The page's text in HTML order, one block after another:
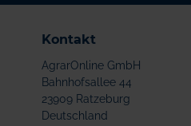
Kontakt
AgrarOnline GmbH
Bahnhofsallee 44
23909 Ratzeburg
Deutschland